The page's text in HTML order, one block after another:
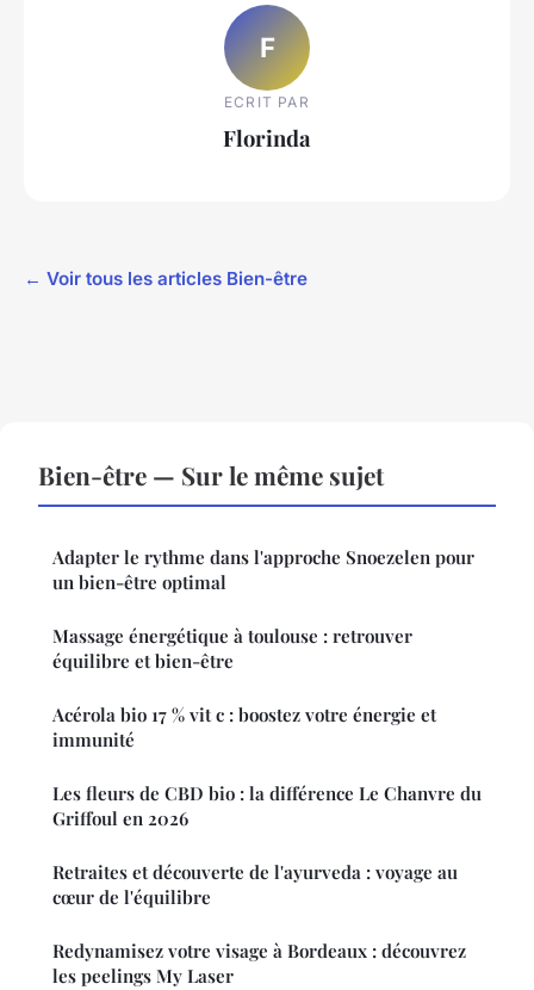
F
ECRIT PAR
Florinda
← Voir tous les articles Bien-être
Bien-être — Sur le même sujet
Adapter le rythme dans l'approche Snoezelen pour
un bien-être optimal
Massage énergétique à toulouse : retrouver
équilibre et bien-être
Acérola bio 17 % vit c : boostez votre énergie et
immunité
Les fleurs de CBD bio : la différence Le Chanvre du
Griffoul en 2026
Retraites et découverte de l'ayurveda : voyage au
cœur de l'équilibre
Redynamisez votre visage à Bordeaux : découvrez
les peelings My Laser